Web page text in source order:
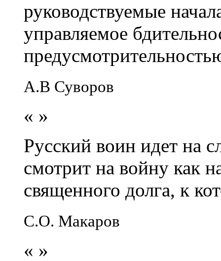
руководствуемые
управляемое
А.В Суворов
« »
Русский воин идет на
смотрит на войну как
священного долга, к
С.О. Макаров
« »